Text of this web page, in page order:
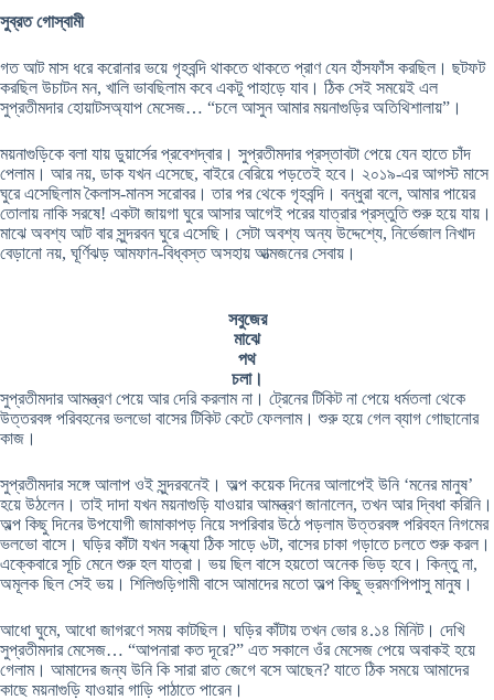
সুব্রত গোস্বামী
গত আট মাস ধরে করোনার ভয়ে গৃহবন্দি থাকতে থাকতে প্রাণ যেন হাঁসফাঁস করছিল। ছটফট
করছিল উচাটন মন, খালি ভাবছিলাম কবে একটু পাহাড়ে যাব। ঠিক সেই সময়েই এল
সুপ্রতীমদার হোয়াটসঅ্যাপ মেসেজ… “চলে আসুন আমার ময়নাগুড়ির অতিথিশালায়”।
ময়নাগুড়িকে বলা যায় ডুয়ার্সের প্রবেশদ্বার। সুপ্রতীমদার প্রস্তাবটা পেয়ে যেন হাতে চাঁদ
পেলাম। আর নয়, ডাক যখন এসেছে, বাইরে বেরিয়ে পড়তেই হবে। ২০১৯-এর আগস্ট মাসে
ঘুরে এসেছিলাম কৈলাস-মানস সরোবর। তার পর থেকে গৃহবন্দি। বন্ধুরা বলে, আমার পায়ের
তোলায় নাকি সরষে! একটা জায়গা ঘুরে আসার আগেই পরের যাত্রার প্রস্তুতি শুরু হয়ে যায়।
মাঝে অবশ্য আট বার সুন্দরবন ঘুরে এসেছি। সেটা অবশ্য অন্য উদ্দেশ্যে, নির্ভেজাল নিখাদ
বেড়ানো নয়, ঘূর্ণিঝড় আমফান-বিধ্বস্ত অসহায় আত্মজনের সেবায়।
সবুজের
মাঝে
পথ
চলা।
সুপ্রতীমদার আমন্ত্রণ পেয়ে আর দেরি করলাম না। ট্রেনের টিকিট না পেয়ে ধর্মতলা থেকে
উত্তরবঙ্গ পরিবহনের ভলভো বাসের টিকিট কেটে ফেললাম। শুরু হয়ে গেল ব্যাগ গোছানোর
কাজ।
সুপ্রতীমদার সঙ্গে আলাপ ওই সুন্দরবনেই। অল্প কয়েক দিনের আলাপেই উনি ‘মনের মানুষ’
হয়ে উঠলেন। তাই দাদা যখন ময়নাগুড়ি যাওয়ার আমন্ত্রণ জানালেন, তখন আর দ্বিধা করিনি।
অল্প কিছু দিনের উপযোগী জামাকাপড় নিয়ে সপরিবার উঠে পড়লাম উত্তরবঙ্গ পরিবহন নিগমের
ভলভো বাসে। ঘড়ির কাঁটা যখন সন্ধ্যা ঠিক সাড়ে ৬টা, বাসের চাকা গড়াতে চলতে শুরু করল।
এক্কেবারে সূচি মেনে শুরু হল যাত্রা। ভয় ছিল বাসে হয়তো অনেক ভিড় হবে। কিন্তু না,
অমূলক ছিল সেই ভয়। শিলিগুড়িগামী বাসে আমাদের মতো অল্প কিছু ভ্রমণপিপাসু মানুষ।
আধো ঘুমে, আধো জাগরণে সময় কাটছিল। ঘড়ির কাঁটায় তখন ভোর ৪.১৪ মিনিট। দেখি
সুপ্রতীমদার মেসেজ… “আপনারা কত দূরে?” এত সকালে ওঁর মেসেজ পেয়ে অবাকই হয়ে
গেলাম। আমাদের জন্য উনি কি সারা রাত জেগে বসে আছেন? যাতে ঠিক সময়ে আমাদের
কাছে ময়নাগুড়ি যাওয়ার গাড়ি পাঠাতে পারেন।